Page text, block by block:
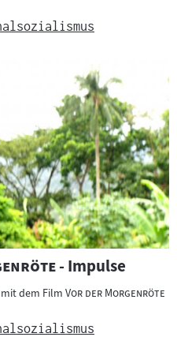
"
- Impulse
dem Film "
Vor der Morgenröte